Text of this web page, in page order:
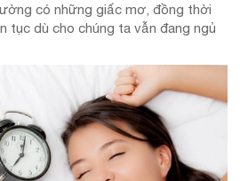
có những giấc mơ, đồng thời
tục dù cho chúng ta vẫn đang ngủ